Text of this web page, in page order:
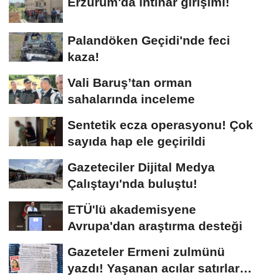
Palandöken Geçidi'nde feci
kaza!
Vali Baruş’tan orman
sahalarında inceleme
Sentetik ecza operasyonu! Çok
sayıda hap ele geçirildi
Gazeteciler Dijital Medya
Çalıştayı'nda buluştu!
ETÜ'lü akademisyene
Avrupa'dan araştırma desteği
Gazeteler Ermeni zulmünü
yazdı! Yaşanan acılar satırlara